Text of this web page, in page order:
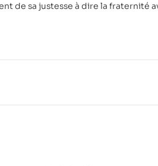
de sa justesse à dire la fraternité